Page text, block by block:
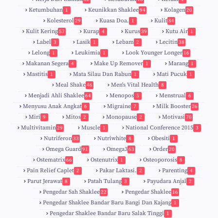
Ketumbuhan 1 Keunikkan Shaklee94 Kolagen20
Kolesterol29 Kuasa Doa. 1 Kulit84
Kulit Kering57 Kurap 4 Kurus39 Kutu Air 1
Label 3 Lasik 1 Lebam 2 Lecitin38
Lelong 1 Leukimia 1 Look Younger Longer 16
Makanan Segera 4 Make Up Remover 1 Marang 1
Mastitis 1 Mata Silau Dan Rabun 1 Mati Pucuk 1
Meal Shake46 Men's Vital Health 8
Menjadi Ahli Shaklee64 Menopos 5 Menstrual 6
Menyusu Anak Angkat 6 Migraine 7 Milk Booster26
Miri 9 Mitos 2 Monopause 2 Motivasi 70
Multivitamin29 Muscle 1 National Conference 2015 3
Nutriferon33 Nutriwhite 8 Obesiti 1
Omega Guard91 Omega363 Order20
Ostematrix66 Ostenutrix 1 Osteoporosis 8
Pain Relief Caplet 2 Pakar Laktasi. 2 Parenting 4
Parut Jerawat 8 Patah Tulang 3 Payudara Anjal 2
Pengedar Sah Shaklee22
9
Pengedar Shaklee 16
5
Pengedar Shaklee Bandar Baru Bangi Dan Kajang 1
Pengedar Shaklee Bandar Baru Salak Tinggi 1